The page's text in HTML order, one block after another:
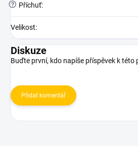
? Příchuť:
Velikost:
Diskuze
Buďte první, kdo napíše příspěvek k této
Přidat komentář